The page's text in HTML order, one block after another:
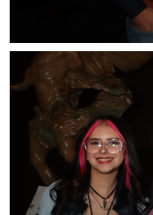
Foto: Francisco Muñiz